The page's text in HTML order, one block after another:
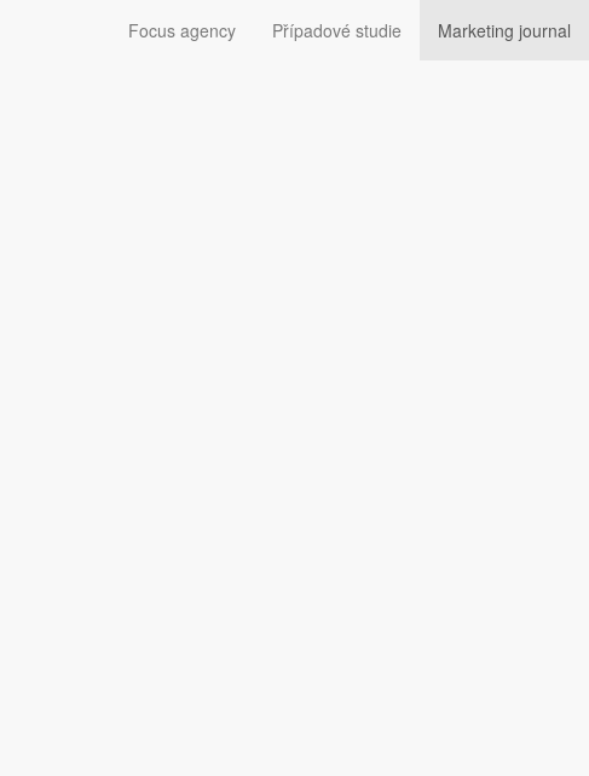
Focus agency Případové studie
Marketing journal